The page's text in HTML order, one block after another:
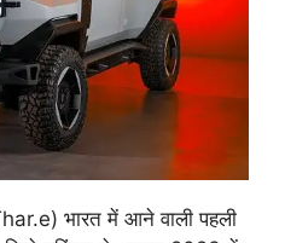
भारत में आने वाली पहली